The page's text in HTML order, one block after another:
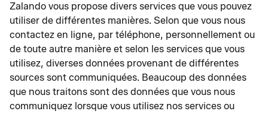
Zalando vous propose divers services que vous pouvez
utiliser de différentes manières. Selon que vous nous
contactez en ligne, par téléphone, personnellement ou
de toute autre manière et selon les services que vous
utilisez, diverses données provenant de différentes
sources sont communiquées. Beaucoup des données
que nous traitons sont des données que vous nous
communiquez lorsque vous utilisez nos services ou